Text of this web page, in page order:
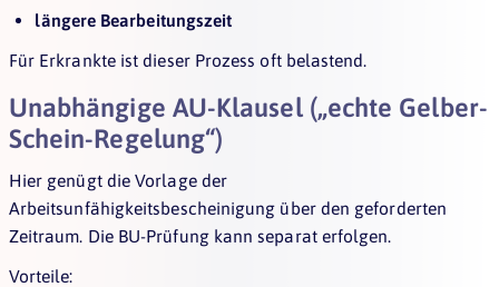
längere Bearbeitungszeit
Für Erkrankte ist dieser Prozess oft belastend.
Unabhängige AU-Klausel („echte Gelber-
Schein-Regelung“)
Hier genügt die Vorlage der
Arbeitsunfähigkeitsbescheinigung über den geforderten
Zeitraum. Die BU-Prüfung kann separat erfolgen.
Vorteile: